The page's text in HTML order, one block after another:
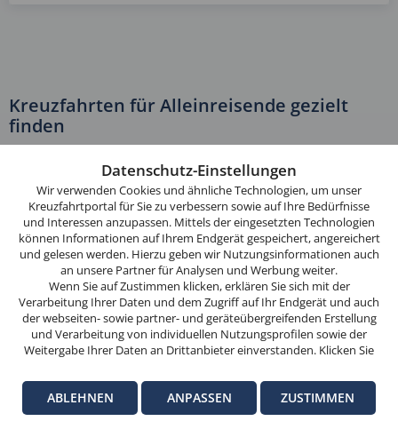
Kreuzfahrten für Alleinreisende gezielt
finden
ob eine Reise überhaupt zur Einzelbelegung verfügbar ist,
wie hoch der Einzelkabinenzuschlag ausfällt,
welcher Gesamtpreis tatsächlich entsteht.
Auf dieser Seite sehen Sie ausschließlich Kreuzfahrten, die
aktuell auch zur Einzelbelegung verfügbar sind.
Über die Suche können Sie gezielt nach Kreuzfahrten mit
einem geringen Einzelkabinenzuschlag von höchstens 35 %
filtern. So konzentrieren Sie sich auf Reisen, bei denen der
Gesamtpreis für Alleinreisende deutlich niedriger ausfällt als
bei vergleichbaren Reisen mit hohem Zuschlag.
Ein weiterer Vorteil: Die bei uns hier angezeigten Preise
Diese
verwendet
Cookies.
Wenn
Sie
weitersurfen,
stimmen
Sie
der
Cookie-
OK
Datenschutz-Einstellungen
Wir verwenden Cookies und ähnliche Technologien, um unser
Kreuzfahrtportal für Sie zu verbessern sowie auf Ihre Bedürfnisse
und Interessen anzupassen. Mittels der eingesetzten Technologien
können Informationen auf Ihrem Endgerät gespeichert, angereichert
und gelesen werden. Hierzu geben wir Nutzungsinformationen auch
an unsere Partner für Analysen und Werbung weiter.
Wenn Sie auf Zustimmen klicken, erklären Sie sich mit der
Verarbeitung Ihrer Daten und dem Zugriff auf Ihr Endgerät und auch
der webseiten- sowie partner- und geräteübergreifenden Erstellung
und Verarbeitung von individuellen Nutzungsprofilen sowie der
Weitergabe Ihrer Daten an Drittanbieter einverstanden. Klicken Sie
notwendigen Verarbeitungen zustimmen möchten. Klicken Sie auf
Anpassen, um einzelnen Anbietern die Zustimmung zu erteilen.
Weitere Informationen finden Sie in unserenDatenschutz-
ABLEHNEN ANPASSEN ZUSTIMMEN